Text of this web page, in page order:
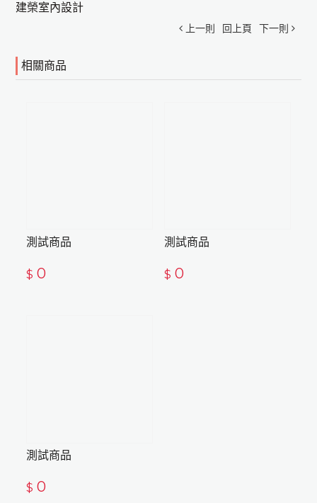
建榮室內設計
上一則 回上頁 下一則
相關商品
測試商品
$ 0
測試商品
$ 0
測試商品
$ 0